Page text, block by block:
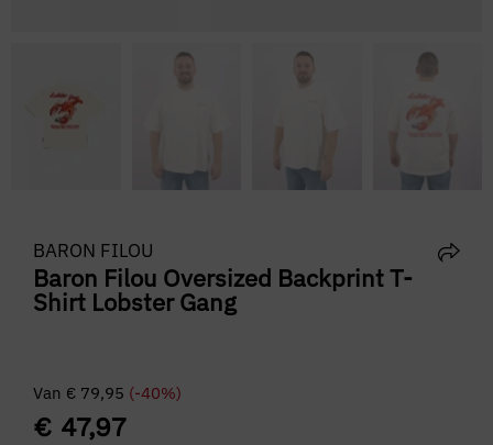
BARON FILOU
Baron Filou Oversized Backprint T-
Shirt Lobster Gang
Van € 79,95 (-40%)
€ 47,97